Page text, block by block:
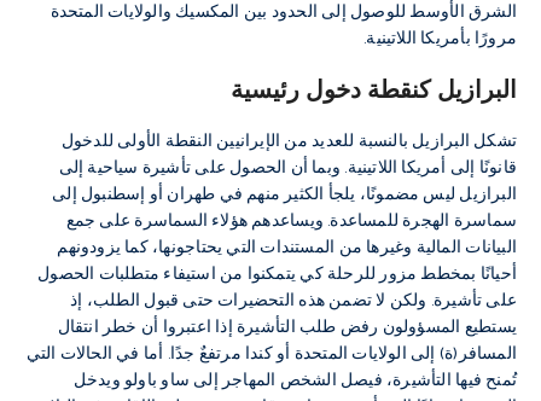
الشرق الأوسط للوصول إلى الحدود بين المكسيك والولايات المتحدة
مرورًا بأمريكا اللاتينية.
البرازيل كنقطة دخول رئيسية
تشكل البرازيل بالنسبة للعديد من الإيرانيين النقطة الأولى للدخول
قانونًا إلى أمريكا اللاتينية. وبما أن الحصول على تأشيرة سياحية إلى
البرازيل ليس مضمونًا، يلجأ الكثير منهم في طهران أو إسطنبول إلى
سماسرة الهجرة للمساعدة. ويساعدهم هؤلاء السماسرة على جمع
البيانات المالية وغيرها من المستندات التي يحتاجونها، كما يزودونهم
أحيانًا بمخطط مزور للرحلة كي يتمكنوا من استيفاء متطلبات الحصول
على تأشيرة. ولكن لا تضمن هذه التحضيرات حتى قبول الطلب، إذ
يستطيع المسؤولون رفض طلب التأشيرة إذا اعتبروا أن خطر انتقال
المسافر(ة) إلى الولايات المتحدة أو كندا مرتفعٌ جدًا. أما في الحالات التي
تُمنح فيها التأشيرة، فيصل الشخص المهاجر إلى ساو باولو ويدخل